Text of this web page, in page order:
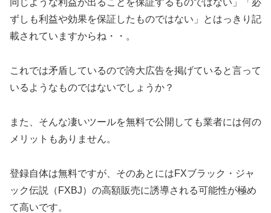
同じような利益が出ることを保証するものではない」「必
ずしも利益や効果を保証したものではない」とはっきり記
載されていますからね・・。
これでは矛盾しているので誇大広告を掲げていると言って
いるようなものではないでしょうか？
また、そんな凄いツールを無料で公開しても業者には何の
メリットもありません。
登録自体は無料ですが、そのあとにはFXブラック・ジャ
ック伝説（FXBJ）の高額販売に誘導される可能性が極め
て高いです。